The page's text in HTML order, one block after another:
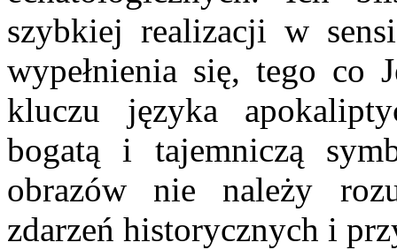
szybkiej realizacji w
wypełnienia się, tego co
kluczu języka
bogatą i tajemniczą
obrazów nie należy
zdarzeń historycznych i